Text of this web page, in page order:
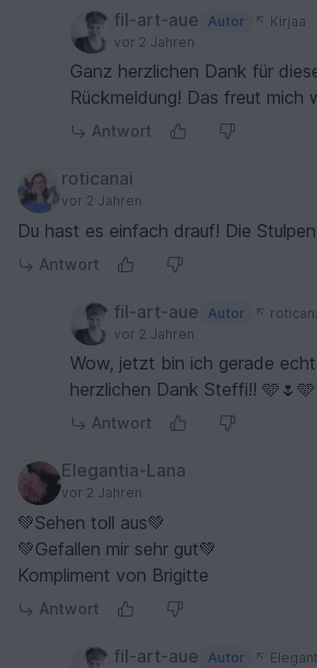
fil-art-aue Autor
Kirjaa
vor 2 Jahren
Ganz herzlichen Dank für
Rückmeldung! Das freut mich
Antwort
roticanai
vor 2 Jahren
Du hast es einfach drauf! Die
Antwort
fil-art-aue Autor
vor 2 Jahren
Wow, jetzt bin ich gerade
herzlichen Dank Steffi!! 🩵🌷🩵
Antwort
Elegantia-Lana
vor 2 Jahren
💚Sehen toll aus💚
💚Gefallen mir sehr gut💚
Kompliment von Brigitte
Antwort
fil-art-aue Autor